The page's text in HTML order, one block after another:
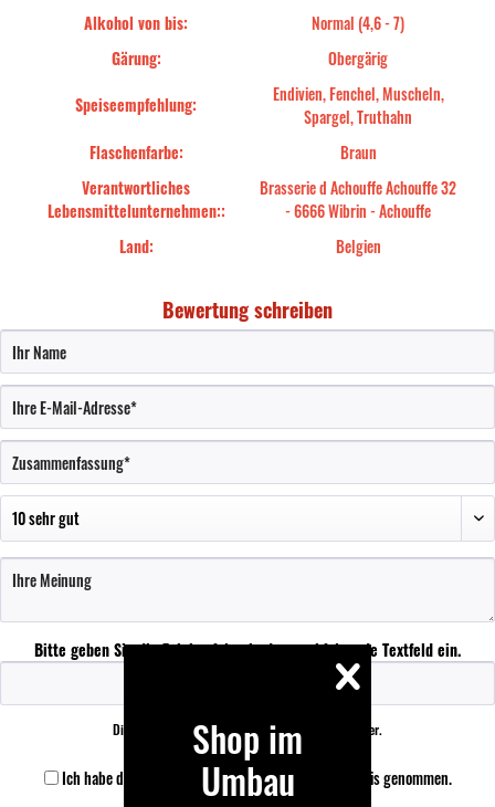
Alkohol von bis:
Normal (4,6 - 7)
Gärung:
Obergärig
Speiseempfehlung:
Endivien, Fenchel, Muscheln,
Spargel, Truthahn
Flaschenfarbe:
Braun
Verantwortliches
Lebensmittelunternehmen::
Brasserie d Achouffe Achouffe 32
- 6666 Wibrin - Achouffe
Land:
Belgien
Bewertung schreiben
Bitte geben Sie die Zeichenfolge in das nachfolgende Textfeld ein.
Die mit einem * markierten Felder sind Pflichtfelder.
Ich habe die Datenschutzbestimmungen zur Kenntnis genommen.
Shop im
Umbau